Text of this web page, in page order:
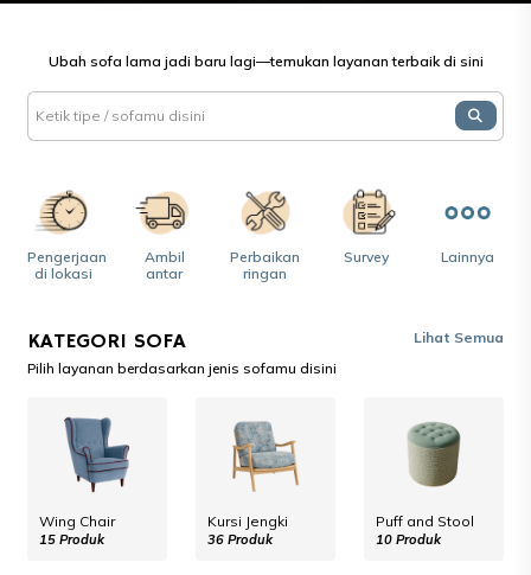
Ubah sofa lama jadi baru lagi—temukan layanan terbaik di sini
Pengerjaan
di lokasi
Ambil
antar
Perbaikan
ringan
Survey Lainnya
KATEGORI SOFA
Lihat Semua
Pilih layanan berdasarkan jenis sofamu disini
Wing Chair
15 Produk
Kursi Jengki
36 Produk
Puff and Stool
10 Produk